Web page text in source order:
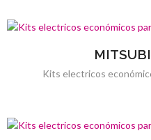
Kits electricos